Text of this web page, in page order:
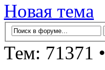
Новая тема
Тем: 71371 •